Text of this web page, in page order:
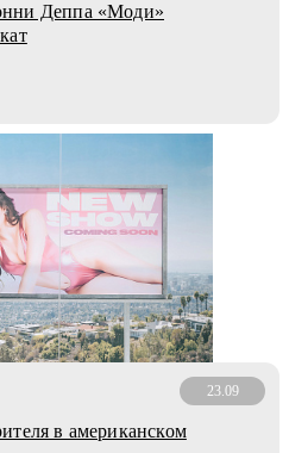
Деппа «Моди»
23.09
в американском